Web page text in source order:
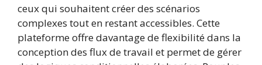
ceux qui souhaitent créer des scénarios
complexes tout en restant accessibles. Cette
plateforme offre davantage de flexibilité dans la
conception des flux de travail et permet de gérer